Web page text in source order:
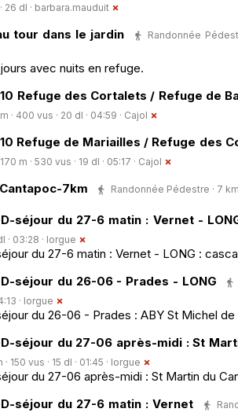
26 dl · barbara.mauduit
tour dans le jardin
Randonnée
avec nuits en refuge.
10 Refuge des Cortalets / Refuge de
· 400 vus · 20 dl · 04:59 · Cajol
10 Refuge de Mariailles / Refuge des
m · 530 vus · 19 dl · 05:17 · Cajol
7km Randonnée Pédestre · 7 km
séjour du 27-6 matin : Vernet -
· 03:28 · lorgue
du 27-6 matin : Vernet - LONG :
séjour du 26-06 - Prades - LONG
· lorgue
du 26-06 - Prades : ABY St Michel
séjour du 27-06 après-midi : St
150 vus · 15 dl · 01:45 · lorgue
du 27-06 après-midi : St Martin du
séjour du 27-6 matin : Vernet